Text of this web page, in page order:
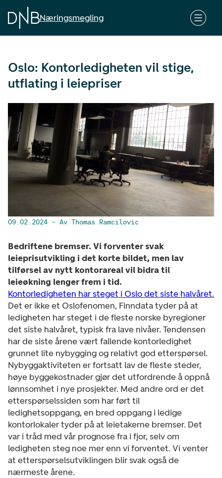
Næringsmegling
Oslo: Kontorledigheten vil stige,
utflating i leiepriser
09.02.2024 – Av Thomas Ramcilovic
Bedriftene bremser. Vi forventer svak
leieprisutvikling i det korte bildet, men lav
tilførsel av nytt kontorareal vil bidra til
leieøkning lenger frem i tid.
Kontorledigheten har steget i Oslo det siste halvåret.
Det er ikke et Oslofenomen, Finndata tyder på at
ledigheten har steget i de fleste norske byregioner
det siste halvåret, typisk fra lave nivåer. Tendensen
har de siste årene vært fallende kontorledighet
grunnet lite nybygging og relativt god etterspørsel.
Nybyggaktiviteten er fortsatt lav de fleste steder,
høye byggekostnader gjør det utfordrende å oppnå
lønnsomhet i nye prosjekter. Med andre ord er det
etterspørselssiden som har ført til
ledighetsoppgang, en bred oppgang i ledige
kontorlokaler tyder på at leietakerne bremser. Det
var i tråd med vår prognose fra i fjor, selv om
ledigheten steg noe mer enn vi forventet. Vi venter
at etterspørselsutviklingen blir svak også de
nærmeste årene.